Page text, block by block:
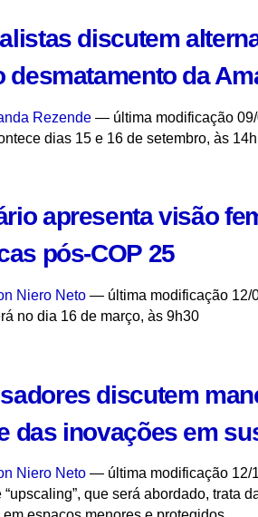
discutem
desmatamento da
Rezende— última modificação 09/
dias 15 e 16 de setembro, às
apresenta visão
pós-COP 25
Niero Neto— última modificação 12/
no dia 16 de março, às 9h30
discutem
das inovações em
Niero Neto— última modificação 12/
que será abordado, trata